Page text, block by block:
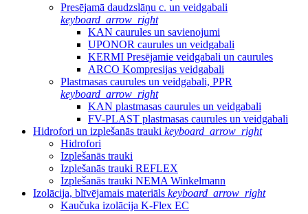
Presējamā daudzslāņu c. un veidgabali
keyboard_arrow_right
KAN caurules un savienojumi
UPONOR caurules un veidgabali
KERMI Presējamie veidgabali un caurules
ARCO Kompresijas veidgabali
Plastmasas caurules un veidgabali, PPR
keyboard_arrow_right
KAN plastmasas caurules un veidgabali
FV-PLAST plastmasas caurules un veidgabali
Hidrofori un izplešanās trauki keyboard_arrow_right
Hidrofori
Izplešanās trauki
Izplešanās trauki REFLEX
Izplešanās trauki NEMA Winkelmann
Izolācija, blīvējamais materiāls keyboard_arrow_right
Kaučuka izolācija K-Flex EC